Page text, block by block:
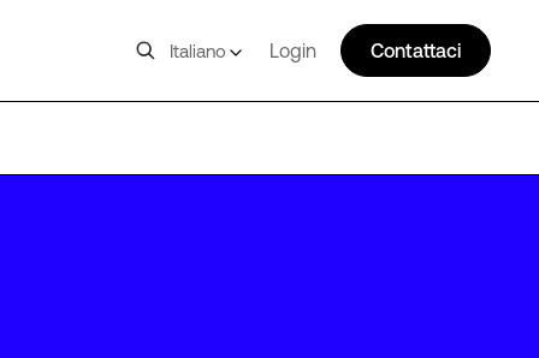
Italiano Login Contattaci
ORD23